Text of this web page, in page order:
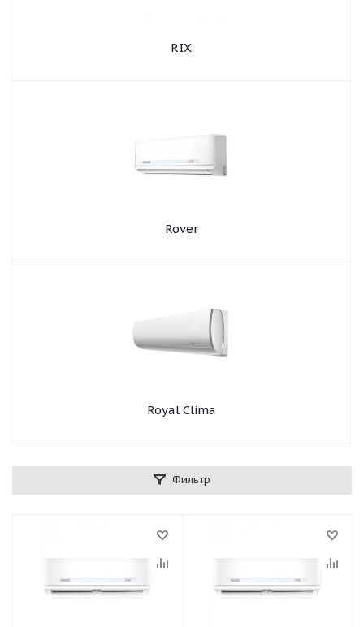
RIX
Rover
Royal Clima
Фильтр